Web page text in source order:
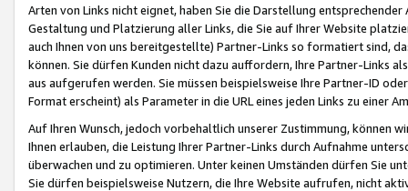
Arten von Links nicht eignet, haben Sie die Darstellung
Gestaltung und Platzierung aller Links, die Sie auf Ihrer Website
auch Ihnen von uns bereitgestellte) Partner-Links so formatiert sind,
können. Sie dürfen Kunden nicht dazu auffordern, Ihre Partner-Links
aus aufgerufen werden. Sie müssen beispielsweise Ihre Partner-ID
Format erscheint) als Parameter in die URL eines jeden Links zu einer
Auf Ihren Wunsch, jedoch vorbehaltlich unserer Zustimmung, können
Ihnen erlauben, die Leistung Ihrer Partner-Links durch Aufnahme
überwachen und zu optimieren. Unter keinen Umständen dürfen Sie
Sie dürfen beispielsweise Nutzern, die Ihre Website aufrufen, nicht